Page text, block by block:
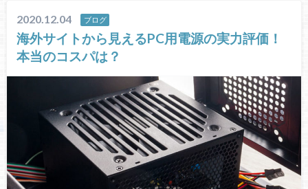
2020.12.04 ブログ
海外サイトから見えるPC用電源の実力評価！
本当のコスパは？